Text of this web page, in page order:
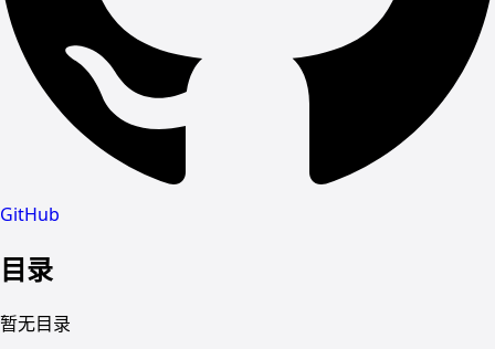
GitHub
目录
暂无目录